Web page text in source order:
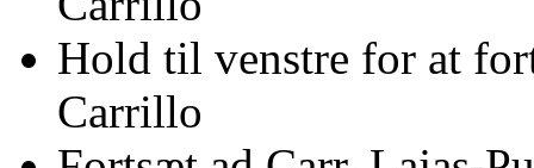
Hold til venstre for at
Carrillo